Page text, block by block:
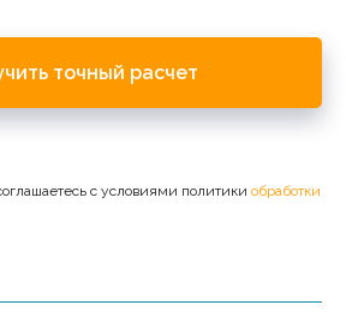
точный расчет
с условиями политики обработки